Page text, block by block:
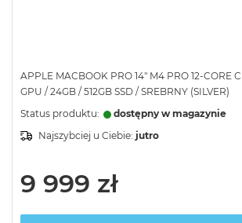
APPLE MACBOOK PRO 14" M4 PRO 12-CORE
GPU / 24GB / 512GB SSD / SREBRNY (SILVER)
Status produktu:
dostępny w magazynie
Najszybciej u Ciebie: jutro
9 999 zł